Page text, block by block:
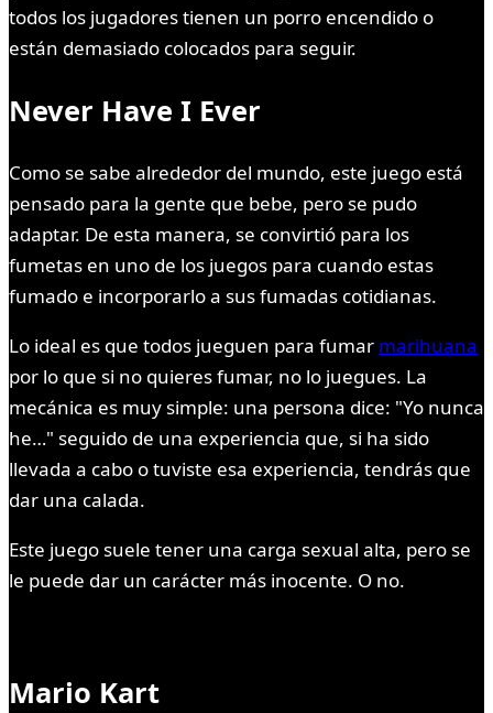
todos los jugadores tienen un porro encendido o
están demasiado colocados para seguir.
Never Have I Ever
Como se sabe alrededor del mundo, este juego está
pensado para la gente que bebe, pero se pudo
adaptar. De esta manera, se convirtió para los
fumetas en uno de los juegos para cuando estas
fumado e incorporarlo a sus fumadas cotidianas.
Lo ideal es que todos jueguen para fumar marihuana
por lo que si no quieres fumar, no lo juegues. La
mecánica es muy simple: una persona dice: "Yo nunca
he…" seguido de una experiencia que, si ha sido
llevada a cabo o tuviste esa experiencia, tendrás que
dar una calada.
Este juego suele tener una carga sexual alta, pero se
le puede dar un carácter más inocente. O no.
Mario Kart